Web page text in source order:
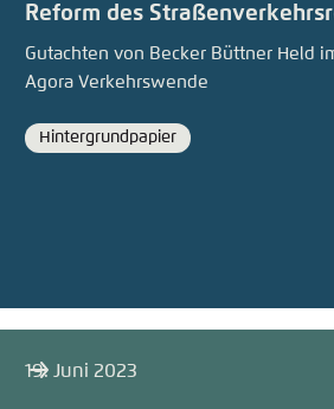
Reform des
Gutachten von Becker Büttner Held
Agora Verkehrswende
Format
Hintergrundpapier
19. Juni 2023